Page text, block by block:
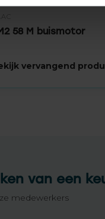
58 M buismotor
vervangend
van een
medewerkers